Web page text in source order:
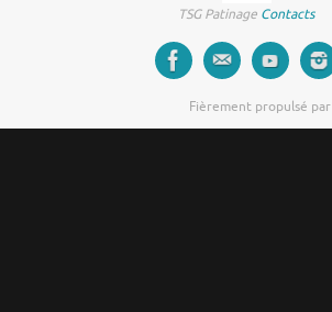
TSG Patinage Contacts
Fièrement propulsé par